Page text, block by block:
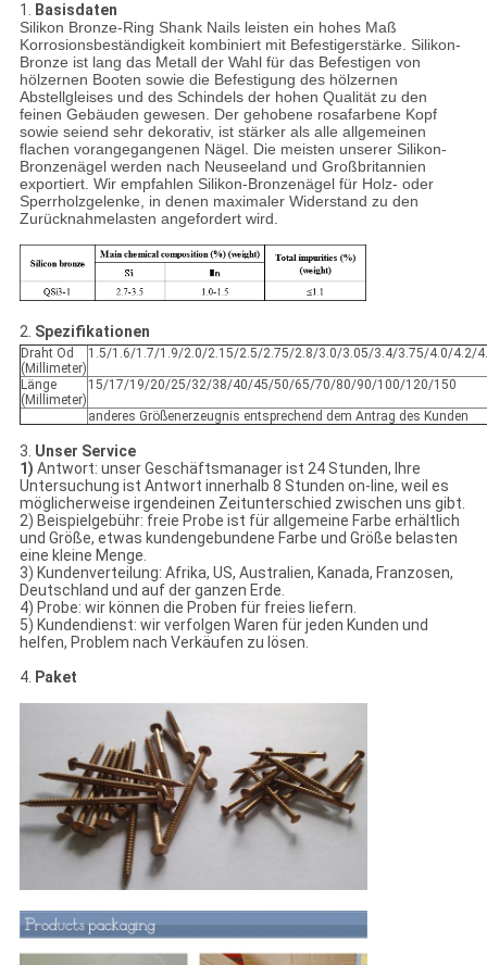
1. Basisdaten
Silikon Bronze-Ring Shank Nails leisten ein hohes Maß
Korrosionsbeständigkeit kombiniert mit Befestigerstärke. Silikon-
Bronze ist lang das Metall der Wahl für das Befestigen von
hölzernen Booten sowie die Befestigung des hölzernen
Abstellgleises und des Schindels der hohen Qualität zu den
feinen Gebäuden gewesen. Der gehobene rosafarbene Kopf
sowie seiend sehr dekorativ, ist stärker als alle allgemeinen
flachen vorangegangenen Nägel. Die meisten unserer Silikon-
Bronzenägel werden nach Neuseeland und Großbritannien
exportiert. Wir empfahlen Silikon-Bronzenägel für Holz- oder
Sperrholzgelenke, in denen maximaler Widerstand zu den
Zurücknahmelasten angefordert wird.
2. Spezifikationen
Draht Od
(Millimeter)
1.5/1.6/1.7/1.9/2.0/2.15/2.5/2.75/2.8/3.0/3.05/3.4/3.75/4.0/4.2/
Länge
(Millimeter)
15/17/19/20/25/32/38/40/45/50/65/70/80/90/100/120/150
anderes Größenerzeugnis entsprechend dem Antrag des Kunden
3. Unser Service
1) Antwort: unser Geschäftsmanager ist 24 Stunden, Ihre
Untersuchung ist Antwort innerhalb 8 Stunden on-line, weil es
möglicherweise irgendeinen Zeitunterschied zwischen uns gibt.
2) Beispielgebühr: freie Probe ist für allgemeine Farbe erhältlich
und Größe, etwas kundengebundene Farbe und Größe belasten
eine kleine Menge.
3) Kundenverteilung: Afrika, US, Australien, Kanada, Franzosen,
Deutschland und auf der ganzen Erde.
4) Probe: wir können die Proben für freies liefern.
5) Kundendienst: wir verfolgen Waren für jeden Kunden und
helfen, Problem nach Verkäufen zu lösen.
4. Paket